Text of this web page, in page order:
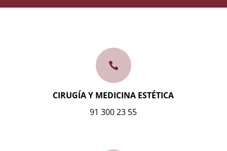

CIRUGÍA Y MEDICINA ESTÉTICA
91 300 23 55